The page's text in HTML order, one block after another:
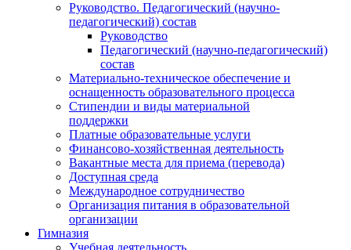
Руководство. Педагогический (научно-
педагогический) состав
Руководство
Педагогический (научно-педагогический)
состав
Материально-техническое обеспечение и
оснащенность образовательного процесса
Стипендии и виды материальной
поддержки
Платные образовательные услуги
Финансово-хозяйственная деятельность
Вакантные места для приема (перевода)
Доступная среда
Международное сотрудничество
Организация питания в образовательной
организации
Гимназия
Учебная деятельность